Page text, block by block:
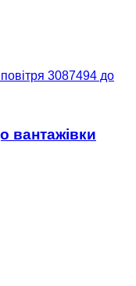
3087494 до
вантажівки